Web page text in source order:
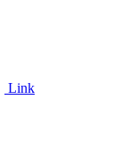
Link